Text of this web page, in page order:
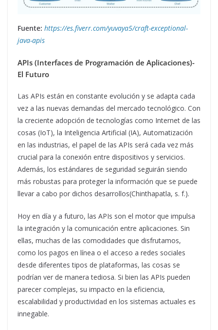
Fuente: https://es.fiverr.com/yuvaya5/craft-exceptional-
java-apis
APIs (Interfaces de Programación de Aplicaciones)-
El Futuro
Las APIs están en constante evolución y se adapta cada
vez a las nuevas demandas del mercado tecnológico. Con
la creciente adopción de tecnologías como Internet de las
cosas (IoT), la Inteligencia Artificial (IA), Automatización
en las industrias, el papel de las APIs será cada vez más
crucial para la conexión entre dispositivos y servicios.
Además, los estándares de seguridad seguirán siendo
más robustas para proteger la información que se puede
llevar a cabo por dichos desarrollos(Chinthapatla, s. f.).
Hoy en día y a futuro, las APIs son el motor que impulsa
la integración y la comunicación entre aplicaciones. Sin
ellas, muchas de las comodidades que disfrutamos,
como los pagos en línea o el acceso a redes sociales
desde diferentes tipos de plataformas, las cosas se
podrían ver de manera tediosa. Si bien las APIs pueden
parecer complejas, su impacto en la eficiencia,
escalabilidad y productividad en los sistemas actuales es
innegable.